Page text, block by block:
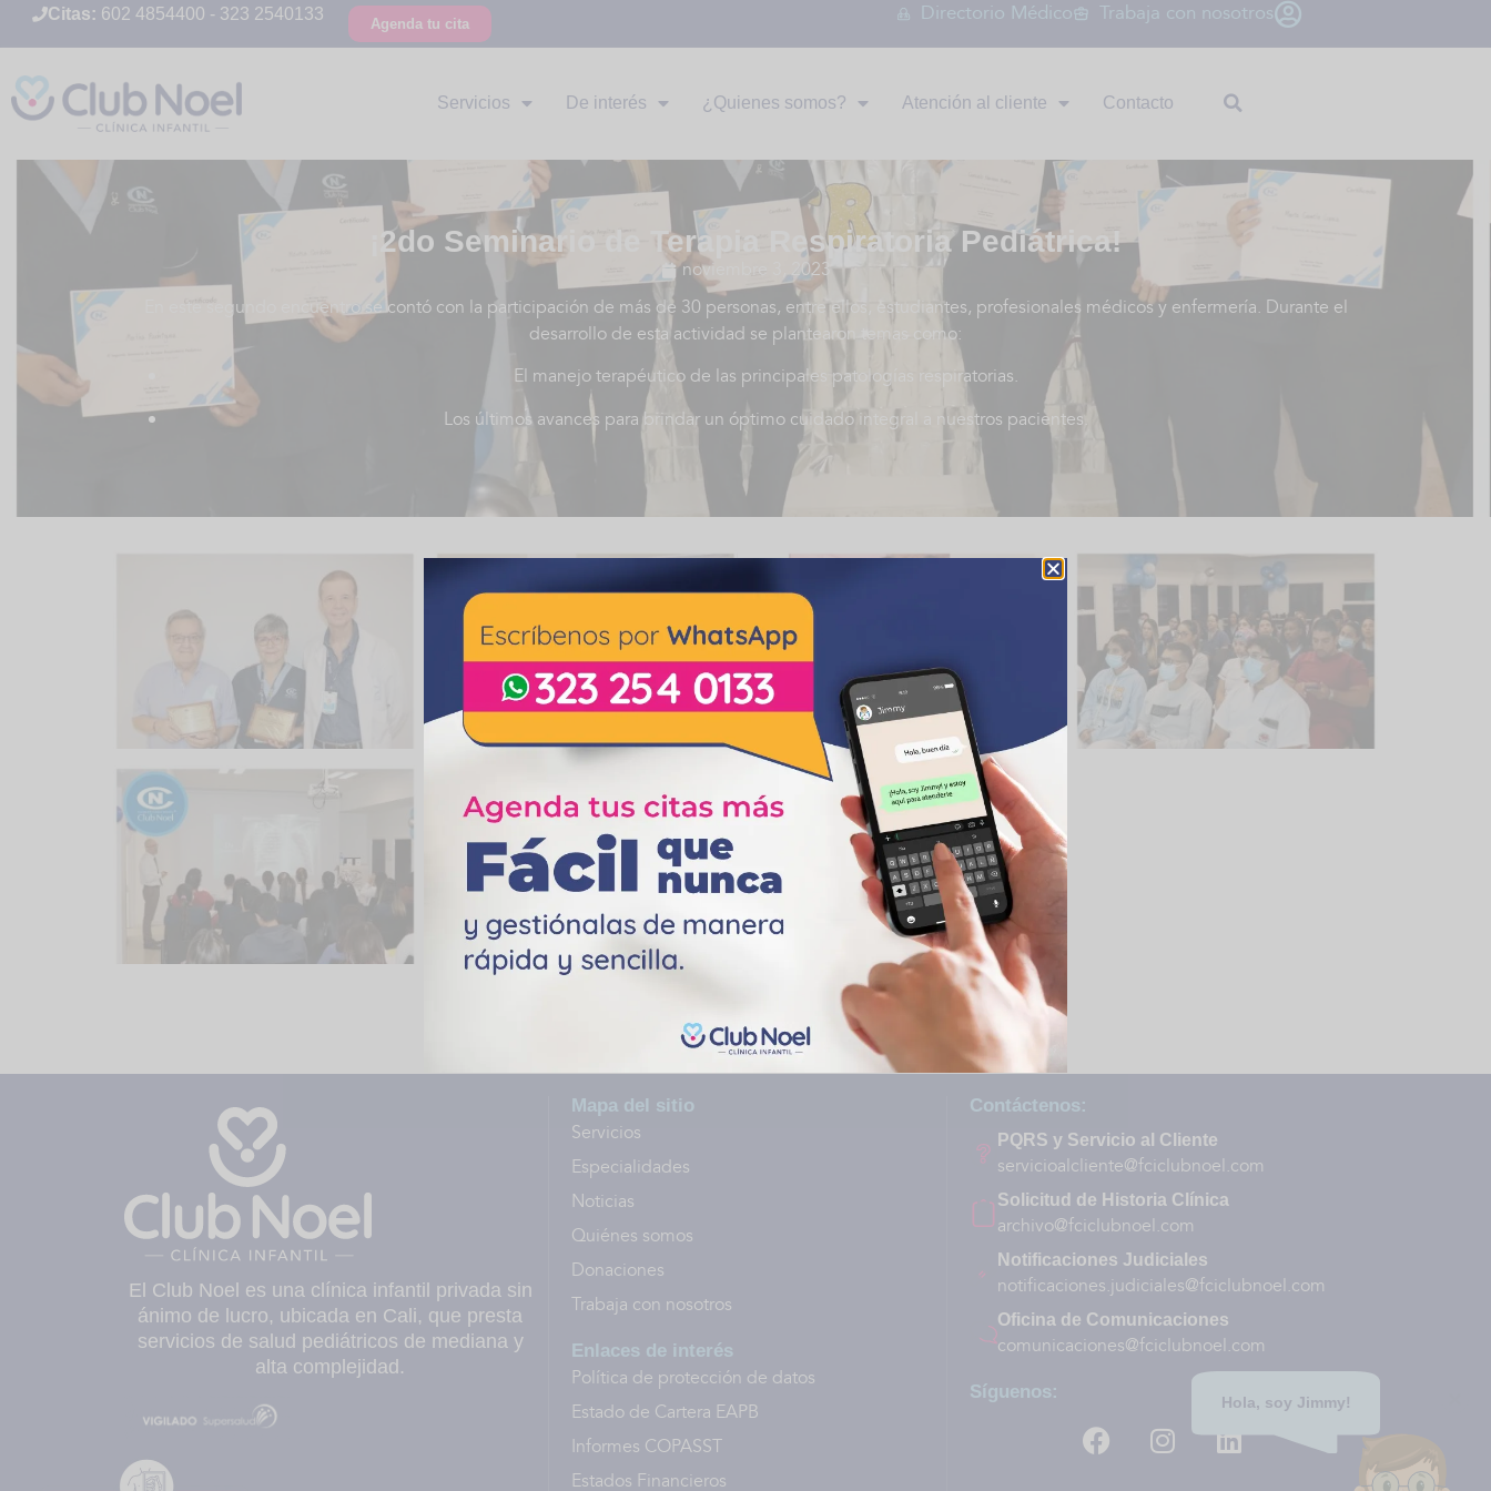
Citas: 602 4854400 - 323 2540133
Agenda tu cita Directorio Médico Trabaja con nosotros
Servicios De interés ¿Quienes somos? Atención al cliente Contacto
Hola, soy Jimmy!
¡2do Seminario de Terapia Respiratoria Pediátrica!
noviembre 3, 2023
En este segundo encuentro se contó con la participación de más de 30 personas, entre ellos, estudiantes, profesionales médicos y enfermería. Durante el
desarrollo de esta actividad se plantearon temas como:
El manejo terapéutico de las principales patologías respiratorias. ​
Los últimos avances para brindar un óptimo cuidado integral a nuestros pacientes. ​
Comparte esta pubicación
El Club Noel es una clínica infantil privada sin
ánimo de lucro, ubicada en Cali, que presta
servicios de salud pediátricos de mediana y
alta complejidad.
Mapa del sitio
Servicios
Especialidades
Noticias
Quiénes somos
Donaciones
Trabaja con nosotros
Enlaces de interés
Política de protección de datos
Estado de Cartera EAPB
Informes COPASST
Estados Financieros
Contáctenos:
PQRS y Servicio al Cliente
servicioalcliente@fciclubnoel.com
Solicitud de Historia Clínica
archivo@fciclubnoel.com
Notificaciones Judiciales
notificaciones.judiciales@fciclubnoel.com
Oficina de Comunicaciones
comunicaciones@fciclubnoel.com
Síguenos: